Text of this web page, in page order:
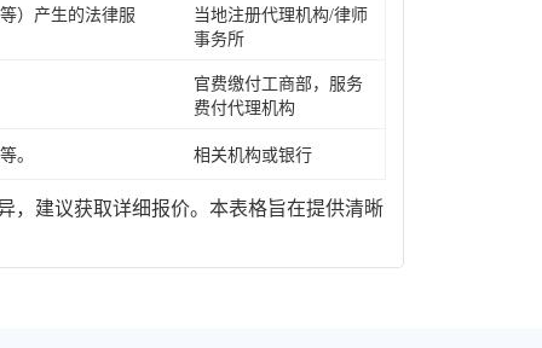
）产生的法律服
当地注册代理机构/律师
事务所
官费缴付工商部，服务
费付代理机构
。 相关机构或银行
建议获取详细报价。本表格旨在提供清晰